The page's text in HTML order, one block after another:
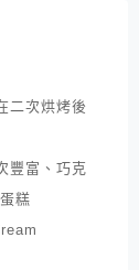
二次烘烤後
豐富、巧克
糕